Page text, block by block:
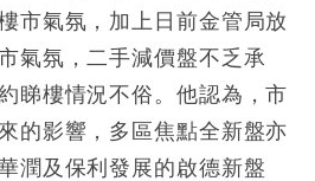
法人員要求交「保證金」 43歲女子
萬點後回穩 全周仍升近2%
帥 玩具「反」斗城亞洲CEO蔡德
市氣氛，加上日前金管局放
氣氛，二手減價盤不乏承
睇樓情況不俗。他認為，市
的影響，多區焦點全新盤亦
潤及保利發展的啟德新盤